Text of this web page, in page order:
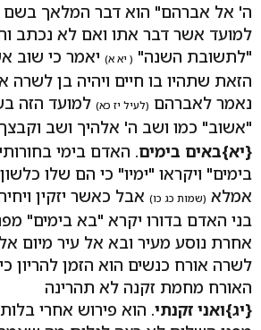
ה' אל אברהם" הוא דבר המלאך בשם
למועד אשר דבר אתו ואם לא נכתב
"לתשובת השנה" ( יא א) יאמר כי שוב
הזאת שתהיו בו חיים ויהיה בן
נאמר לאברהם (לעיל יז כא) למועד הזה
"אשוב" כמו ושב ה' אלהיך ושב וקבצך
{יא}באים בימים. האדם בימי
בימים" ויקראו "ימיו" כי הם שלו
אמלא (שמות כג כו) אבל כאשר יזקין
בני האדם בדורו יקרא "בא בימים"
אחרת נוסע מעיר ובא אל עיר מיום
לשרה אורח כנשים הוא הזמן להריון
האורח מחמת זקנה לא תהרינה
{יג}ואני זקנתי. הוא פירוש אחרי